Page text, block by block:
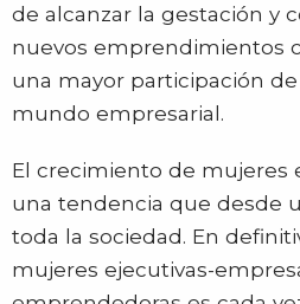
de alcanzar la gestación y
nuevos emprendimientos
una mayor participación
mundo empresarial.
El crecimiento de mujeres
una tendencia que desde
toda la sociedad. En
mujeres ejecutivas-